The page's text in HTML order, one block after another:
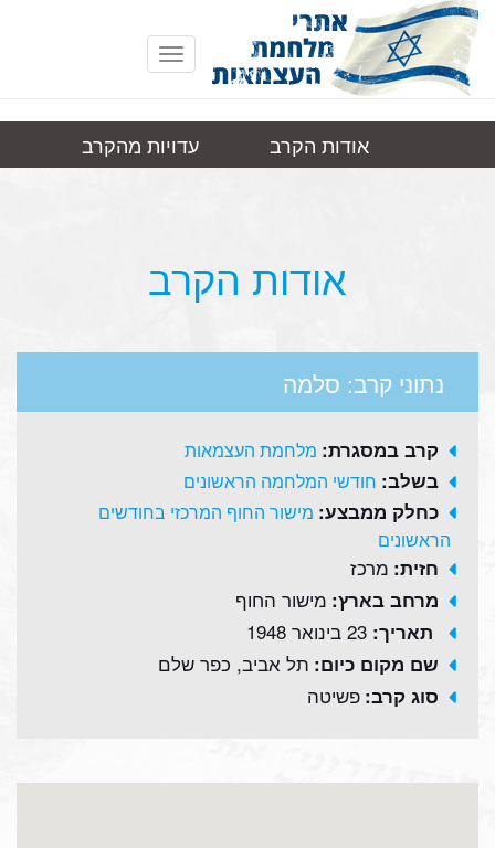
Toggle
navigation
סלמה
אודות הקרב
עדויות מהקרב
אודות הקרב
נתוני קרב: סלמה
קרב במסגרת: מלחמת העצמאות
בשלב: חודשי המלחמה הראשונים
כחלק ממבצע: מישור החוף המרכזי בחודשים
הראשונים
חזית: מרכז
מרחב בארץ: מישור החוף
תאריך: 23 בינואר 1948
שם מקום כיום: תל אביב, כפר שלם
סוג קרב: פשיטה